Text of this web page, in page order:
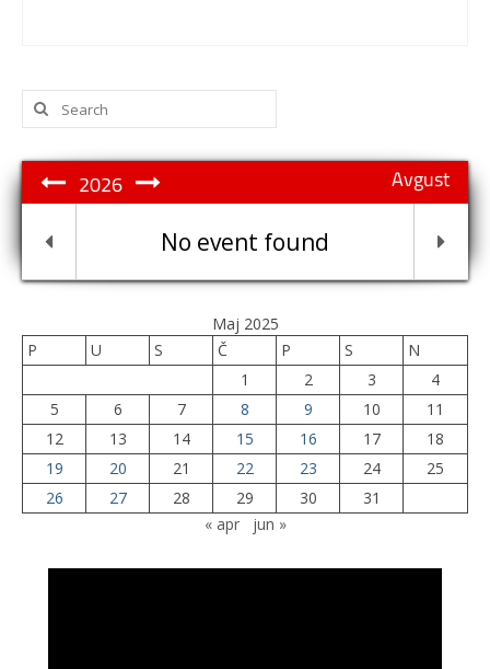
Search
for:
Avgust
2026
No event found
Maj 2025
P
U S Č P S
N
1
2 3
4
5
6 7 8 9 10
11
12
13 14 15 16 17
18
19
20 21 22 23 24
25
26
27 28 29 30
31
« apr
jun »